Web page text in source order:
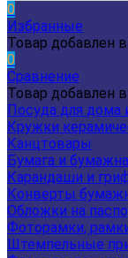
0
Избранные
Товар добавлен
0
Сравнение
Товар добавлен
Посуда для дома
Кружки
Канцтовары
Бумага и
Карандаши и
Конверты
Обложки на
Фоторамки,
Штемпельные